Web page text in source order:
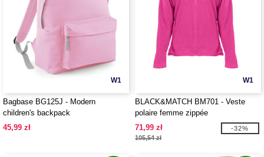
W1
Bagbase BG125J - Modern
children's backpack
45,99 zł
W1
BLACK&MATCH BM701 - Veste
polaire femme zippée
71,99 zł
105,54 zł
-32%